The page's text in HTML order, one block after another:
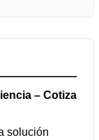
– Cotiza
solución